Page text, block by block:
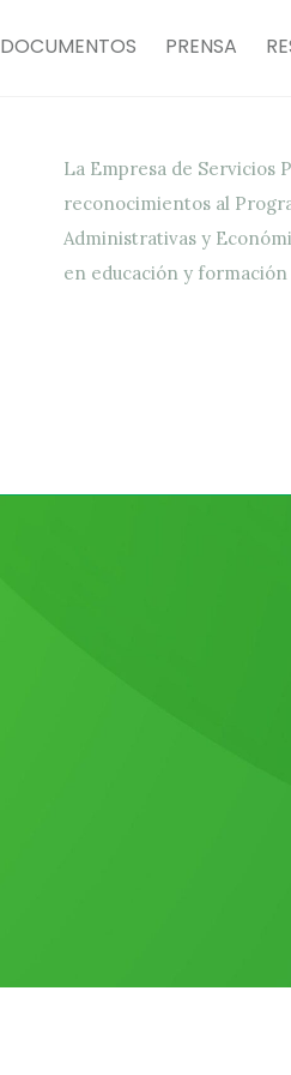
DOCUMENTOS PRENSA
La Empresa de Servicios
reconocimientos al
Administrativas y
en educación y